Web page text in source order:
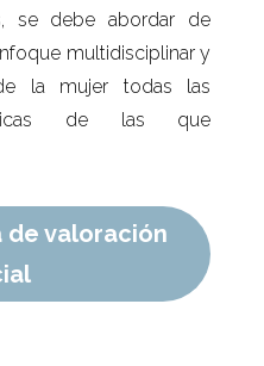
se debe abordar de
multidisciplinar y
la mujer todas las
de las que
de valoración